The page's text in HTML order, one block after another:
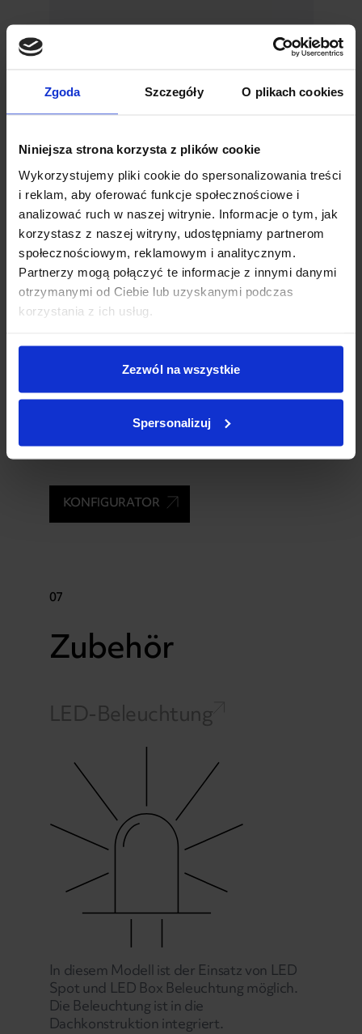
Zgoda Szczegóły O plikach cookies
Niniejsza strona korzysta z plików cookie
Wykorzystujemy pliki cookie do spersonalizowania treści
i reklam, aby oferować funkcje społecznościowe i
analizować ruch w naszej witrynie. Informacje o tym, jak
korzystasz z naszej witryny, udostępniamy partnerom
społecznościowym, reklamowym i analitycznym.
Partnerzy mogą połączyć te informacje z innymi danymi
otrzymanymi od Ciebie lub uzyskanymi podczas
korzystania z ich usług.
Zezwól na wszystkie
Spersonalizuj
Entdecken Sie die Standardfarben der
Konstruktion (9010ST, 9007ST, 7016ST).
Darüber hinaus kann die Konstruktion in
Sonderfarben bestellt werden (beliebige
RAL-Farbe, 3D Tiger Metallics oder
holzähnliche Beschichtungen).
Farbe der Konstruktion
Stofffarbe des Daches
KONFIGURATOR
07
Zubehör
LED-Beleuchtung
In diesem Modell ist der Einsatz von LED
Spot und LED Box Beleuchtung möglich.
Die Beleuchtung ist in die
Dachkonstruktion integriert.